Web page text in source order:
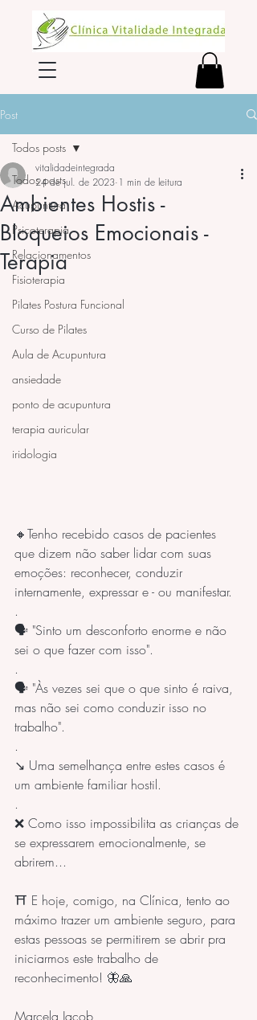
Post
Todos posts
Acupuntura
Psicoterapia
Relacionamentos
Fisioterapia
Pilates Postura Funcional
Curso de Pilates
Aula de Acupuntura
ansiedade
ponto de acupuntura
terapia auricular
iridologia
Todos posts
Ambientes Hostis -
Bloqueios Emocionais -
Terapia
vitalidadeintegrada
24 de jul. de 2023 1 min de leitura
🔸Tenho recebido casos de pacientes
que dizem não saber lidar com suas
emoções: reconhecer, conduzir
internamente, expressar e - ou manifestar.
.
🗣️ "Sinto um desconforto enorme e não
sei o que fazer com isso".
.
🗣️ "Às vezes sei que o que sinto é raiva,
mas não sei como conduzir isso no
trabalho".
.
↘️ Uma semelhança entre estes casos é
um ambiente familiar hostil.
.
❌ Como isso impossibilita as crianças de
se expressarem emocionalmente, se
abrirem...
⛩️ E hoje, comigo, na Clínica, tento ao
máximo trazer um ambiente seguro, para
estas pessoas se permitirem se abrir pra
iniciarmos este trabalho de
reconhecimento! 🦋🙏
Marcela Jacob